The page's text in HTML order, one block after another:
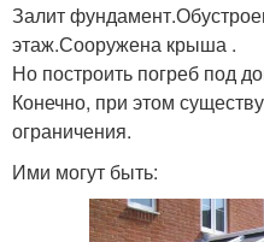
Залит
этаж.Сооружена крыша .
Но построить погреб под
Конечно, при этом
ограничения.
Ими могут быть: